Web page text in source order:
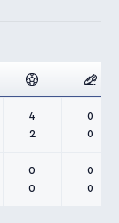
4
2
0
0
0
0
0
0